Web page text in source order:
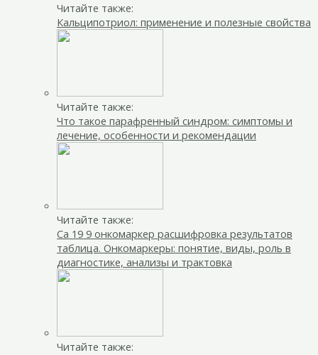
Читайте также:
Кальципотриол: применение и полезные свойства
Читайте также:
Что такое парафренный синдром: симптомы и
лечение, особенности и рекомендации
Читайте также:
Са 19 9 онкомаркер расшифровка результатов
таблица. Онкомаркеры: понятие, виды, роль в
диагностике, анализы и трактовка
Читайте также: